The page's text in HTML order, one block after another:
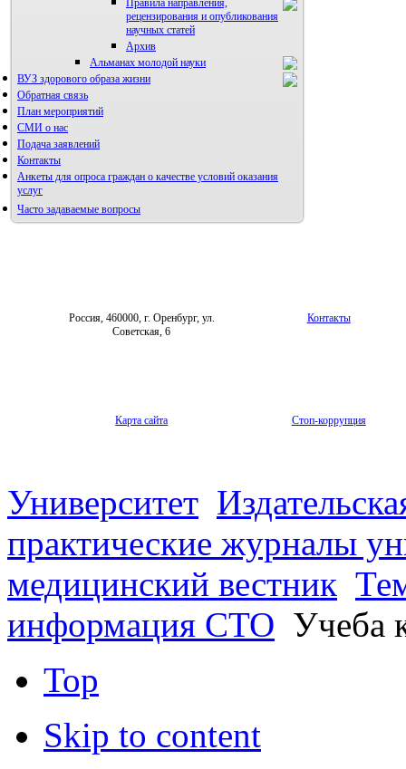
Правила направления,
рецензирования и опубликования
научных статей
Архив
Альманах молодой науки
Редакция журнала
ВУЗ здорового образа жизни
Фотогалерея
Обратная связь
План мероприятий
СМИ о нас
Подача заявлений
Контакты
Анкеты для опроса граждан о качестве условий оказания
услуг
Часто задаваемые вопросы
Россия, 460000, г. Оренбург, ул.
Советская, 6
Контакты
Карта сайта Стоп-коррупция
Университет
практические журналы
медицинский вестник
информация СТО Учеба
Top
Skip to content